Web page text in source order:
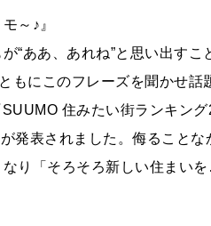
～♪』
“ああ、あれね”と思い出す
もにこのフレーズを聞かせ
住みたい街ランキン
発表されました。侮ること
なり「そろそろ新しい住まい